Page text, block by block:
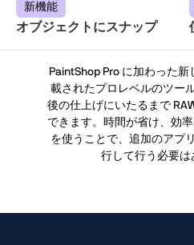
新機能
オブジェクトにスナップ
PaintShop Pro に加わった
載されたプロレベルのツー
後の仕上げにいたるまで
できます。時間が省け、効
を使うことで、追加のアプ
行して行う必要は